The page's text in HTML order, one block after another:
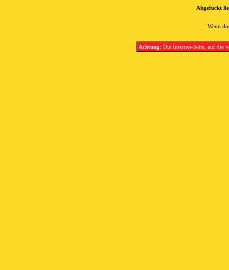
Abgefuckt
Wenn
Achtung: Die Internet-Seite, auf die